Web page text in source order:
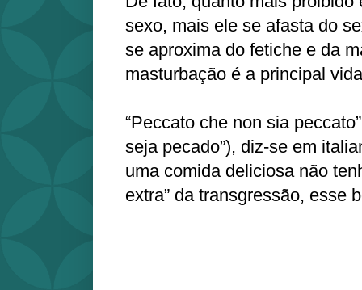
sexo, mais ele se afasta do
se aproxima do fetiche e da
masturbação é a principal
“Peccato che non sia
seja pecado”), diz-se em
uma comida deliciosa não
extra” da transgressão, esse